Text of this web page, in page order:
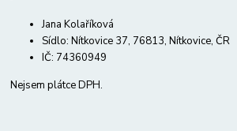
Jana Kolaříková
Sídlo: Nítkovice 37, 76813, Nítkovice, ČR
IČ: 74360949
Nejsem plátce DPH.